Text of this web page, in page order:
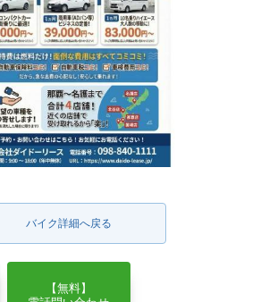
バイク詳細へ戻る
【無料】